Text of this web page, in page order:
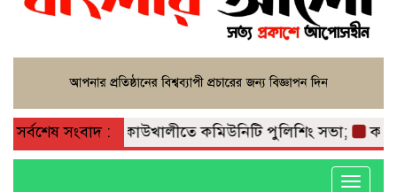
সর্বশেষ সংবাদ :কাউখালীতে কমিউনিটি পুলিশিং সভা;
Toggle